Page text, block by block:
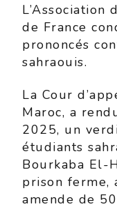
L’Association
de France
prononcés
sahraouis.
La Cour
Maroc, a
2025, un
étudiants
Bourkaba El-
prison ferme,
amende de